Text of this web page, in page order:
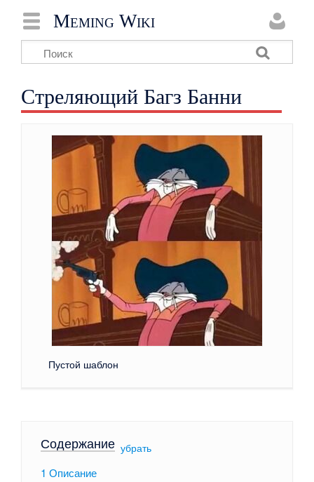
Meming Wiki
Стреляющий Багз Банни
Пустой шаблон
Содержание[ убрать]
1 Описание